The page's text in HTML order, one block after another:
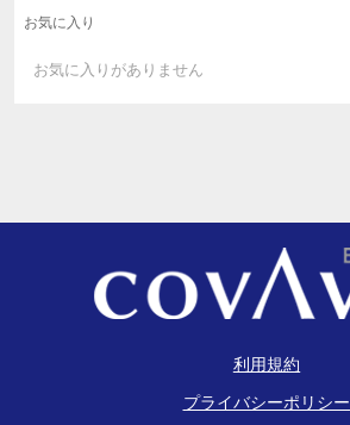
お気に入り
お気に入りがありません
利用規約
プライバシーポリシー